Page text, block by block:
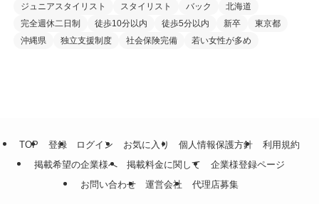
ジュニアスタイリスト
スタイリスト バック
北海道
完全週休二日制
徒歩10分以内 徒歩5分以内 新卒
東京都
沖縄県
独立支援制度 社会保険完備 若い女性が多め
TOP 登録 ログイン お気に入り 個人情報保護方針
利用規約
掲載希望の企業様へ
掲載料金に関して
企業様登録ページ
お問い合わせ
運営会社 代理店募集